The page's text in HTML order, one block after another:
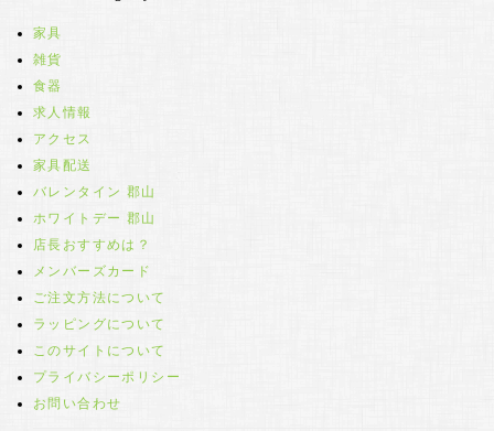
家具
雑貨
食器
求人情報
アクセス
家具配送
バレンタイン 郡山
ホワイトデー 郡山
店長おすすめは？
メンバーズカード
ご注文方法について
ラッピングについて
このサイトについて
プライバシーポリシー
お問い合わせ